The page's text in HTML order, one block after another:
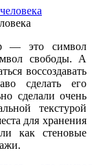
— это символ
свободы. А
воссоздавать
сделать его
сделали очень
текстурой
для хранения
как стеновые